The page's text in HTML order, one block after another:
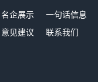
名企展示 一句话信息
意见建议 联系我们